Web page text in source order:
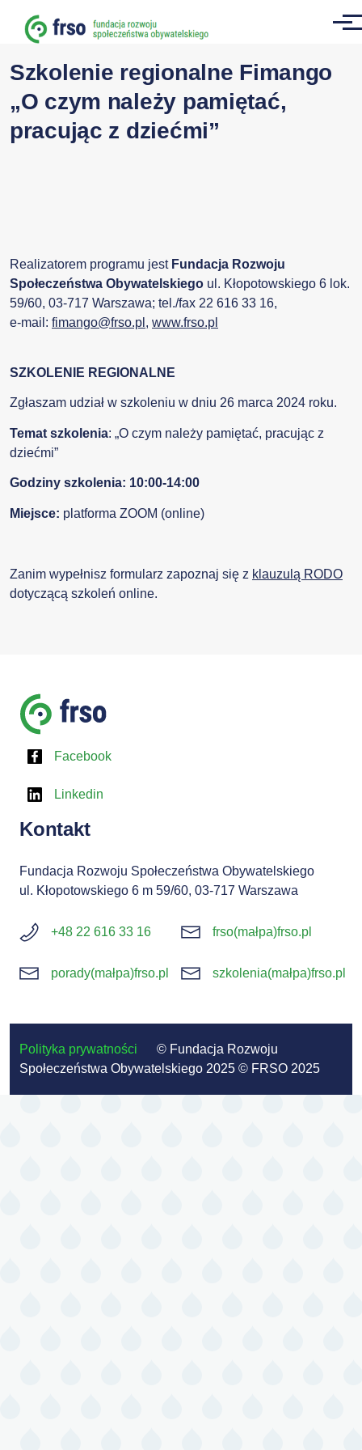
Szkolenie regionalne Fimango
„O czym należy pamiętać,
pracując z dziećmi”
Realizatorem programu jest Fundacja Rozwoju
Społeczeństwa Obywatelskiego ul. Kłopotowskiego 6 lok.
59/60, 03-717 Warszawa; tel./fax 22 616 33 16,
e-mail: fimango@frso.pl , www.frso.pl
SZKOLENIE REGIONALNE
Zgłaszam udział w szkoleniu w dniu 26 marca 2024 roku.
Temat szkolenia: „O czym należy pamiętać, pracując z
dziećmi”
Godziny szkolenia: 10:00-14:00
Miejsce: platforma ZOOM (online)
Zanim wypełnisz formularz zapoznaj się z klauzulą RODO
dotyczącą szkoleń online.
Facebook
Linkedin
Kontakt
Fundacja Rozwoju Społeczeństwa Obywatelskiego
ul. Kłopotowskiego 6 m 59/60, 03-717 Warszawa
+48 22 616 33 16 frso(małpa)frso.pl
porady(małpa)frso.pl szkolenia(małpa)frso.pl
Polityka prywatności
© Fundacja Rozwoju
Społeczeństwa Obywatelskiego 2025 © FRSO 2025